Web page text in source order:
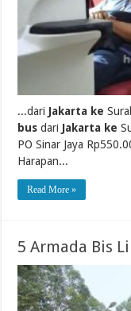
...dari Jakarta ke
bus dari Jakarta ke
PO Sinar Jaya
Harapan...
Read More »
5 Armada Bis